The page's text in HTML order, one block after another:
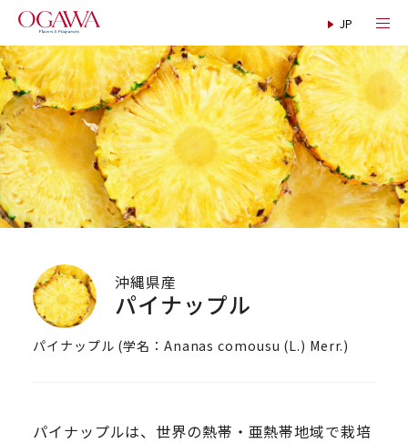
沖縄県産
パイナップル
パイナップル (学名：Ananas comousu (L.) Merr.)
パイナップルは、世界の熱帯・亜熱帯地域で栽培